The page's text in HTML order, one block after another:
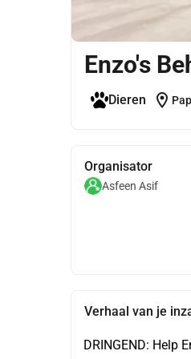
Enzo's
Dieren location_on
Organisator
Asfeen Asif
Verhaal van je
DRINGEND: Help